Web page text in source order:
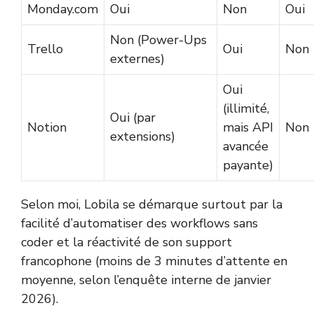
Monday.com Oui Non Oui
Trello
Non (Power-Ups
externes)
Oui Non
Notion
Oui (par
extensions)
Oui
(illimité,
mais API
avancée
payante)
Non
Selon moi, Lobila se démarque surtout par la
facilité d’automatiser des workflows sans
coder et la réactivité de son support
francophone (moins de 3 minutes d’attente en
moyenne, selon l’enquête interne de janvier
2026).